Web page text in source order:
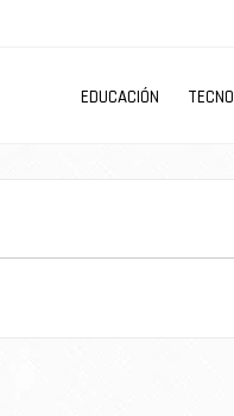
EDUCACIÓN TECNO